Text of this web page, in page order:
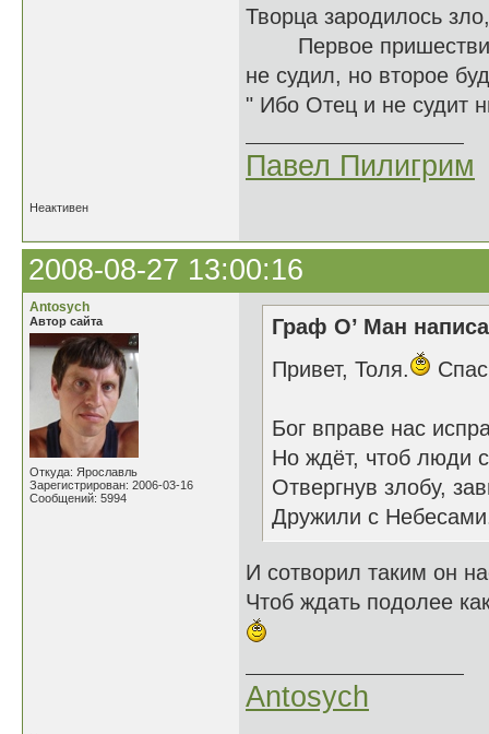
Творца зародилось
Первое пришествие
не судил, но второе
" Ибо Отец и не судит
Павел Пилигрим
Неактивен
2008-08-27 13:00:16
Antosych
Автор сайта
Откуда: Ярославль
Зарегистрирован: 2006-03-16
Сообщений: 5994
Граф О’ Ман
Привет, Толя.
Бог вправе нас
Но ждёт, чтоб люди
Отвергнув злобу,
Дружили с
И сотворил таким он
Чтоб ждать подолее
Antosych